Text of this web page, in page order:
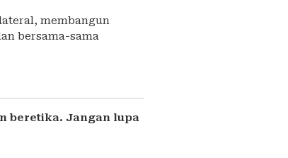
membangun
bersama-sama
beretika. Jangan lupa